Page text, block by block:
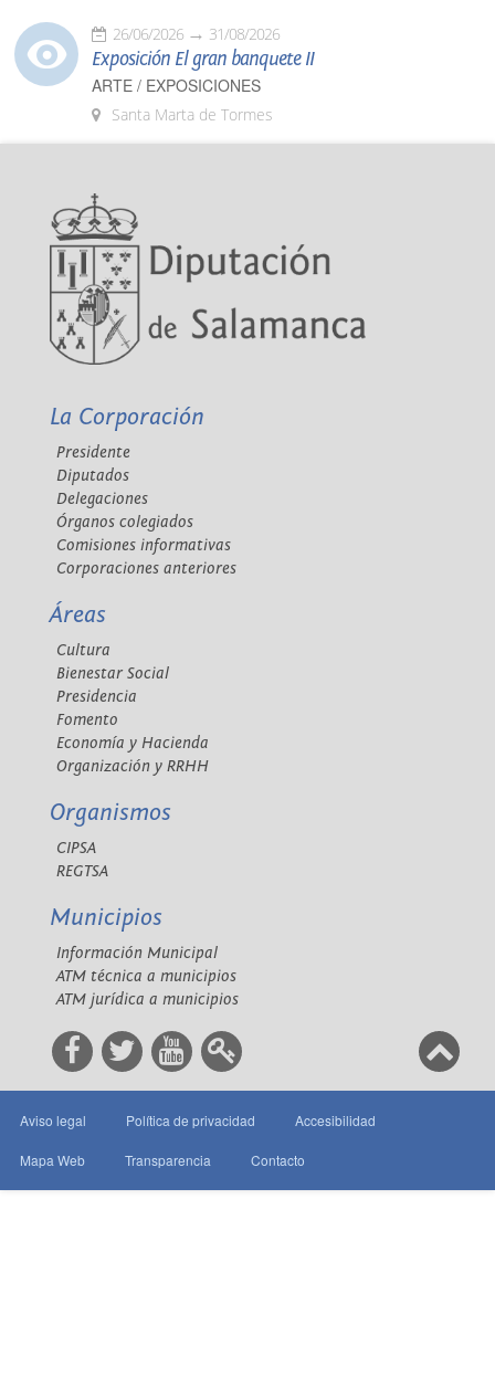
26/06/2026 31/08/2026
Exposición El gran banquete II
ARTE / EXPOSICIONES
Santa Marta de Tormes
La Corporación
Presidente
Diputados
Delegaciones
Órganos colegiados
Comisiones informativas
Corporaciones anteriores
Áreas
Cultura
Bienestar Social
Presidencia
Fomento
Economía y Hacienda
Organización y RRHH
Organismos
CIPSA
REGTSA
Municipios
Información Municipal
ATM técnica a municipios
ATM jurídica a municipios
Aviso legal Política de privacidad Accesibilidad
Mapa Web Transparencia Contacto